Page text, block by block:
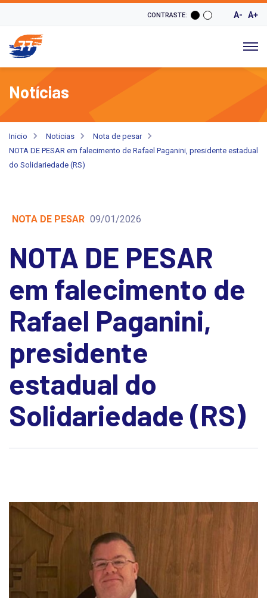
CONTRASTE: A- A+
Notícias
Inicio Noticias
Nota de pesar
NOTA DE PESAR em falecimento de Rafael Paganini, presidente estadual
do Solidariedade (RS)
NOTA DE PESAR 09/01/2026
NOTA DE PESAR
em falecimento de
Rafael Paganini,
presidente
estadual do
Solidariedade (RS)